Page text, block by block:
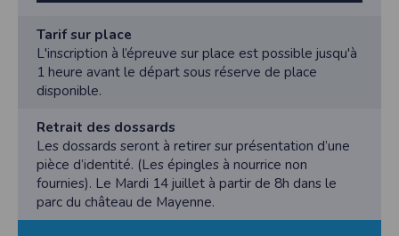
Tarif sur place
L'inscription à l’épreuve sur place est possible jusqu'à
1 heure avant le départ sous réserve de place
disponible.
Retrait des dossards
Les dossards seront à retirer sur présentation d’une
pièce d’identité. (Les épingles à nourrice non
fournies). Le Mardi 14 juillet à partir de 8h dans le
parc du château de Mayenne.